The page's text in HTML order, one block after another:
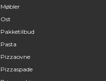
Møbler
Ost
Pakketilbud
Pasta
Pizzaovne
Pizzaspade